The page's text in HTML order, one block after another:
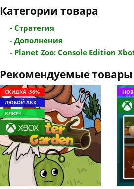
Категории товара
- Стратегия
- Дополнения
- Planet Zoo: Console Edition
Рекомендуемые товары
СКИДКА -56%
ЛЮБОЙ АКК
КЛЮЧ